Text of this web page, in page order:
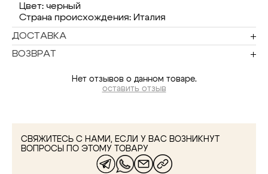
Цвет: черный
Страна происхождения: Италия
ДОСТАВКА
ВОЗВРАТ
Нет отзывов о данном товаре.
оставить отзыв
СВЯЖИТЕСЬ С НАМИ, ЕСЛИ У ВАС ВОЗНИКНУТ
ВОПРОСЫ ПО ЭТОМУ ТОВАРУ